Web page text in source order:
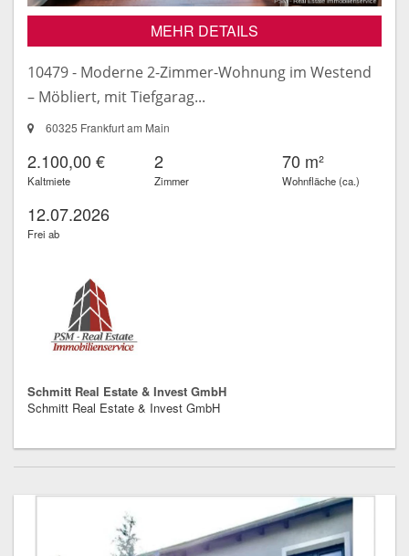
MEHR DETAILS
10479 - Moderne 2-Zimmer-Wohnung im Westend
– Möbliert, mit Tiefgarag...
60325 Frankfurt am Main
2.100,00 €
Kaltmiete
2
Zimmer
70 m²
Wohnfläche (ca.)
12.07.2026
Frei ab
Schmitt Real Estate & Invest GmbH
Schmitt Real Estate & Invest GmbH